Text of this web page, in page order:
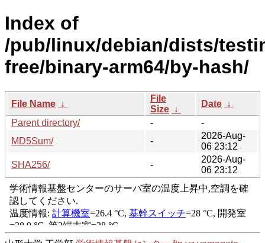
Index of
/pub/linux/debian/dists/
free/binary-arm64/by-hash/
File Name ↓
File
Size ↓
Date ↓
Parent directory/
-
-
MD5Sum/
-
2026-Aug-
06 23:12
SHA256/
-
2026-Aug-
06 23:12